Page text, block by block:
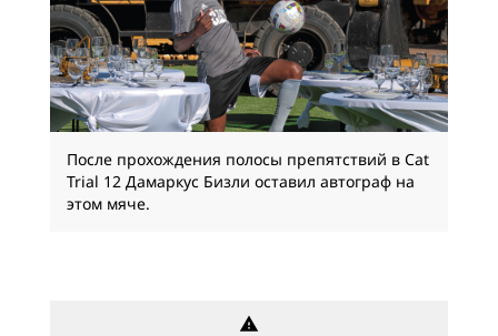
После прохождения полосы препятствий в Cat
Trial 12 Дамаркус Бизли оставил автограф на
этом мяче.
warning